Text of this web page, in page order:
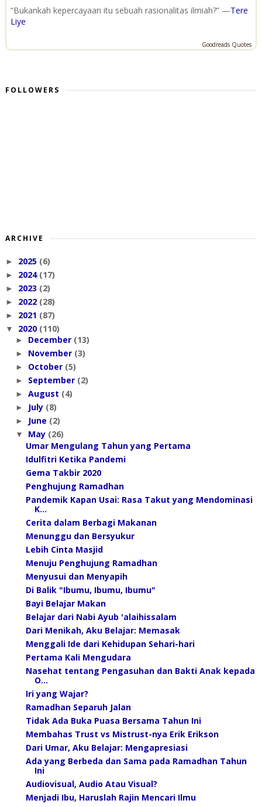
“Bukankah kepercayaan itu sebuah rasionalitas ilmiah?” —Tere
Liye
Goodreads Quotes
FOLLOWERS
ARCHIVE
► 2025 (6)
► 2024 (17)
► 2023 (2)
► 2022 (28)
► 2021 (87)
▼ 2020 (110)
► December (13)
► November (3)
► October (5)
► September (2)
► August (4)
► July (8)
► June (2)
▼ May (26)
Umar Mengulang Tahun yang Pertama
Idulfitri Ketika Pandemi
Gema Takbir 2020
Penghujung Ramadhan
Pandemik Kapan Usai: Rasa Takut yang Mendominasi
K...
Cerita dalam Berbagi Makanan
Menunggu dan Bersyukur
Lebih Cinta Masjid
Menuju Penghujung Ramadhan
Menyusui dan Menyapih
Di Balik "Ibumu, Ibumu, Ibumu"
Bayi Belajar Makan
Belajar dari Nabi Ayub 'alaihissalam
Dari Menikah, Aku Belajar: Memasak
Menggali Ide dari Kehidupan Sehari-hari
Pertama Kali Mengudara
Nasehat tentang Pengasuhan dan Bakti Anak kepada
O...
Iri yang Wajar?
Ramadhan Separuh Jalan
Tidak Ada Buka Puasa Bersama Tahun Ini
Membahas Trust vs Mistrust-nya Erik Erikson
Dari Umar, Aku Belajar: Mengapresiasi
Ada yang Berbeda dan Sama pada Ramadhan Tahun
Ini
Audiovisual, Audio Atau Visual?
Menjadi Ibu, Haruslah Rajin Mencari Ilmu